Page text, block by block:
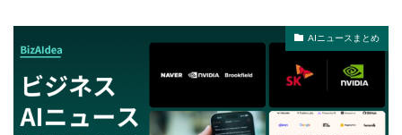
AIニュースまとめ